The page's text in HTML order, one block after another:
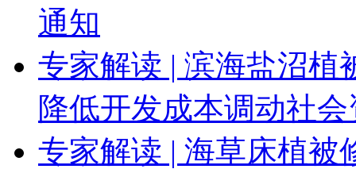
通知
专家解读 | 滨海盐沼植
降低开发成本调动社
专家解读 | 海草床植被